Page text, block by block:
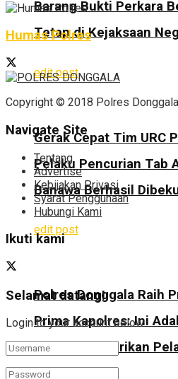
Barang Bukti Perkara
Tetap di Kejaksaan
edit post
Gerak Cepat Tim URC
Pelaku Pencurian Tab
Banawa Berhasil
edit post
Polres Donggala Raih
Prima Kapolres: Ini
Terus Memberikan
Humas Polres
Copyright © 2018 Polres
Navigate Site
Tentang
Advertise
Kebijakan Privasi
Syarat Penggunaan
Hubungi Kami
Ikuti kami
Selamat datang!
Login to your account below